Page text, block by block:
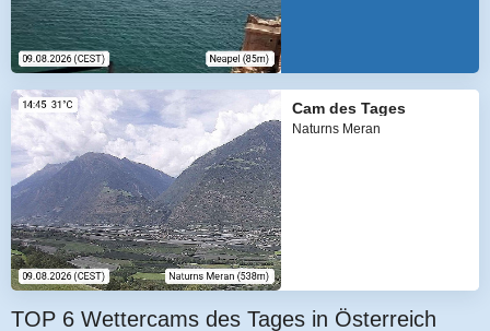
Cam des Tages
Naturns Meran
TOP 6 Wettercams des Tages in Österreich